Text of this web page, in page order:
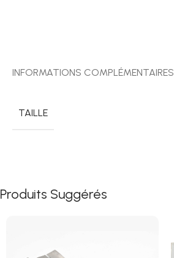
INFORMATIONS COMPLÉMENTAIRES
TAILLE
Produits Suggérés